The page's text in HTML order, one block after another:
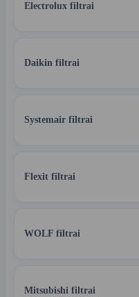
Electrolux filtrai
Daikin filtrai
Systemair filtrai
Flexit filtrai
WOLF filtrai
Mitsubishi filtrai